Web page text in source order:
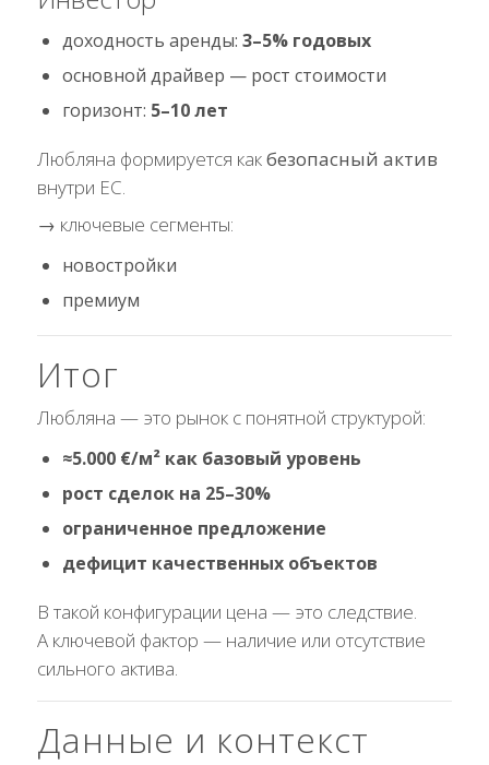
доходность аренды: 3–5% годовых
основной драйвер — рост стоимости
горизонт: 5–10 лет
Любляна формируется какбезопасный актив
внутри ЕС.
→ ключевые сегменты:
новостройки
премиум
Итог
Любляна — это рынок с понятной структурой:
≈5.000 €/м² как базовый уровень
рост сделок на 25–30%
ограниченное предложение
дефицит качественных объектов
В такой конфигурации цена — это следствие.
А ключевой фактор — наличие или отсутствие
сильного актива.
Данные и контекст